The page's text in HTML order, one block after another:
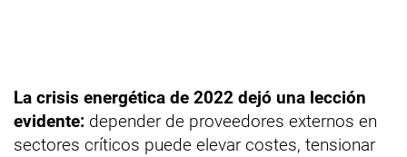
La crisis energética de 2022 dejó una lección
evidente: depender de proveedores externos en
sectores críticos puede elevar costes, tensionar